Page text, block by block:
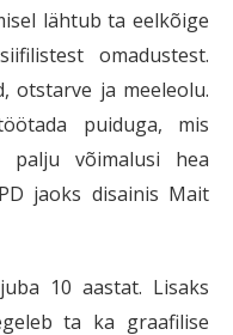
lähtub ta eelkõige
omadustest.
otstarve ja meeleolu.
puiduga, mis
palju võimalusi hea
jaoks disainis Mait
10 aastat. Lisaks
ta ka graafilise